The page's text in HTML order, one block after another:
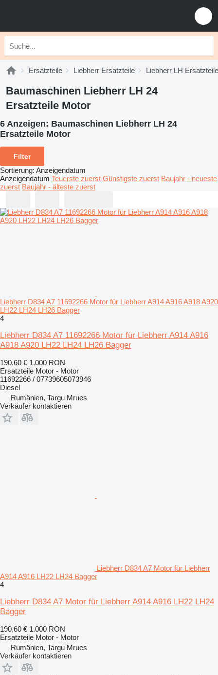
Ersatzteile Liebherr Ersatzteile Liebherr LH Ersatzteile
Baumaschinen Liebherr LH 24
Ersatzteile Motor
6 Anzeigen: Baumaschinen Liebherr LH 24
Ersatzteile Motor
Filter
Sortierung: Anzeigendatum
Anzeigendatum Teuerste zuerst Günstigste zuerst Baujahr - neueste
zuerst Baujahr - älteste zuerst
Liebherr D834 A7 11692266 Motor für Liebherr A914 A916 A918 A920
LH22 LH24 LH26 Bagger
4
Liebherr D834 A7 11692266 Motor für Liebherr A914 A916
A918 A920 LH22 LH24 LH26 Bagger
190,60 € 1.000 RON
Ersatzteile Motor - Motor
11692266 / 07739605073946
Diesel
Rumänien, Targu Mrues
Verkäufer kontaktieren
Liebherr D834 A7 Motor für Liebherr
A914 A916 LH22 LH24 Bagger
4
Liebherr D834 A7 Motor für Liebherr A914 A916 LH22 LH24
Bagger
190,60 € 1.000 RON
Ersatzteile Motor - Motor
Rumänien, Targu Mrues
Verkäufer kontaktieren